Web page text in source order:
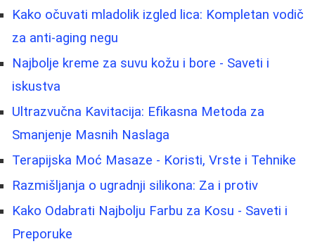
Kako očuvati mladolik izgled lica: Kompletan vodič
za anti-aging negu
Najbolje kreme za suvu kožu i bore - Saveti i
iskustva
Ultrazvučna Kavitacija: Efikasna Metoda za
Smanjenje Masnih Naslaga
Terapijska Moć Masaze - Koristi, Vrste i Tehnike
Razmišljanja o ugradnji silikona: Za i protiv
Kako Odabrati Najbolju Farbu za Kosu - Saveti i
Preporuke